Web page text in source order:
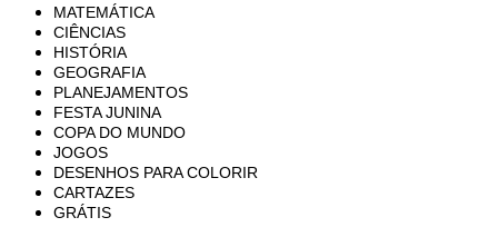
MATEMÁTICA
CIÊNCIAS
HISTÓRIA
GEOGRAFIA
PLANEJAMENTOS
FESTA JUNINA
COPA DO MUNDO
JOGOS
DESENHOS PARA COLORIR
CARTAZES
GRÁTIS